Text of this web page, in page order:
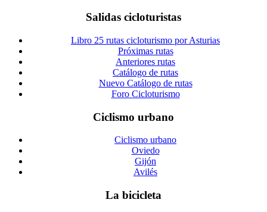
Salidas cicloturistas
Libro 25 rutas cicloturismo por Asturias
Próximas rutas
Anteriores rutas
Catálogo de rutas
Nuevo Catálogo de rutas
Foro Cicloturismo
Ciclismo urbano
Ciclismo urbano
Oviedo
Gijón
Avilés
La bicicleta